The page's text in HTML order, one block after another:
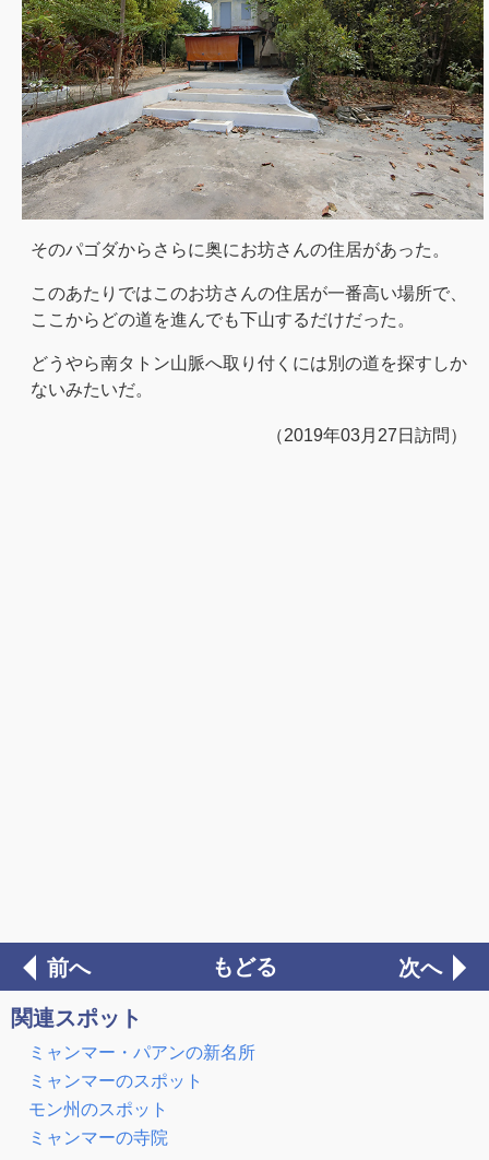
そのパゴダからさらに奥にお坊さんの住居があった。
このあたりではこのお坊さんの住居が一番高い場所で、
ここからどの道を進んでも下山するだけだった。
どうやら南タトン山脈へ取り付くには別の道を探すしか
ないみたいだ。
（2019年03月27日訪問）
前へ もどる 次へ
関連スポット
ミャンマー・パアンの新名所
ミャンマーのスポット
モン州のスポット
ミャンマーの寺院